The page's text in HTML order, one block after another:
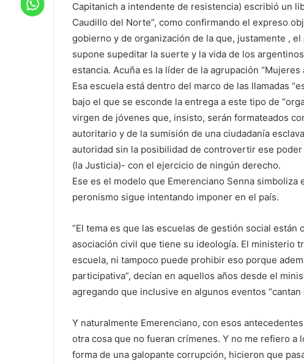
Capitanich a intendente de resistencia) escribió un
Caudillo del Norte”, como confirmando el expreso
gobierno y de organización de la que, justamente ,
supone supeditar la suerte y la vida de los
estancia. Acuña es la líder de la agrupación
Esa escuela está dentro del marco de las llamadas
bajo el que se esconde la entrega a este tipo de
virgen de jóvenes que, insisto, serán formateados
autoritario y de la sumisión de una ciudadanía
autoridad sin la posibilidad de controvertir ese
(la Justicia)- con el ejercicio de ningún derecho.
Ese es el modelo que Emerenciano Senna
peronismo sigue intentando imponer en el país.
“El tema es que las escuelas de gestión social
asociación civil que tiene su ideología. El ministerio
escuela, ni tampoco puede prohibir eso porque
participativa”, decían en aquellos años desde el
agregando que inclusive en algunos eventos “cantan
Y naturalmente Emerenciano, con esos
otra cosa que no fueran crímenes. Y no me refiero a
forma de una galopante corrupción, hicieron que